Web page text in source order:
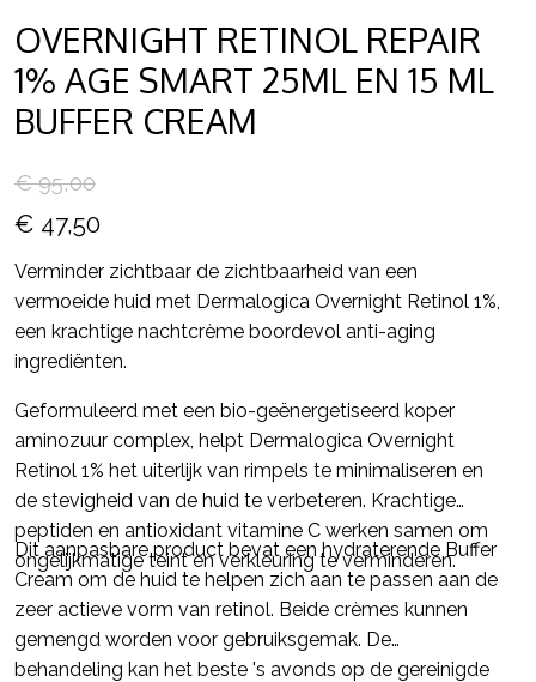
OVERNIGHT RETINOL REPAIR
1% AGE SMART 25ML EN 15 ML
BUFFER CREAM
€ 95,00
€ 47,50
Verminder zichtbaar de zichtbaarheid van een
vermoeide huid met Dermalogica Overnight Retinol 1%,
een krachtige nachtcrème boordevol anti-aging
ingrediënten.
Geformuleerd met een bio-geënergetiseerd koper
aminozuur complex, helpt Dermalogica Overnight
Retinol 1% het uiterlijk van rimpels te minimaliseren en
de stevigheid van de huid te verbeteren. Krachtige
peptiden en antioxidant vitamine C werken samen om
ongelijkmatige teint en verkleuring te verminderen.
Dit aanpasbare product bevat een hydraterende Buffer
Cream om de huid te helpen zich aan te passen aan de
zeer actieve vorm van retinol. Beide crèmes kunnen
gemengd worden voor gebruiksgemak. De
behandeling kan het beste 's avonds op de gereinigde